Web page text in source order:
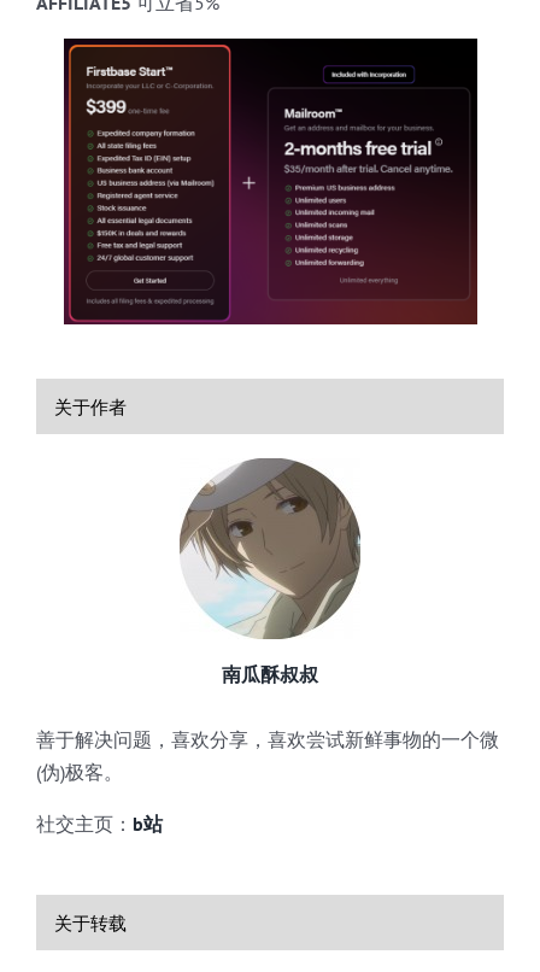
AFFILIATE5 可立省5%
关于作者
南瓜酥叔叔
善于解决问题，喜欢分享，喜欢尝试新鲜事物的一个微
(伪)极客。
社交主页： b站
关于转载